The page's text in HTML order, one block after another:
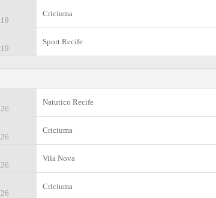
Criciuma
Sport Recife
Natutico Recife
Criciuma
Vila Nova
Criciuma